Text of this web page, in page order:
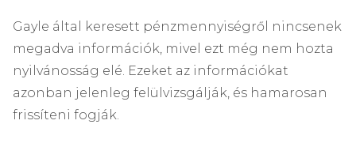
Gayle által keresett pénzmennyiségről nincsenek
megadva információk, mivel ezt még nem hozta
nyilvánosság elé. Ezeket az információkat
azonban jelenleg felülvizsgálják, és hamarosan
frissíteni fogják.